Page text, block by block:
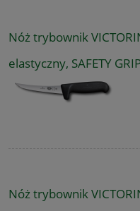
Nóż trybownik
elastyczny, SAFETY
Nóż trybownik